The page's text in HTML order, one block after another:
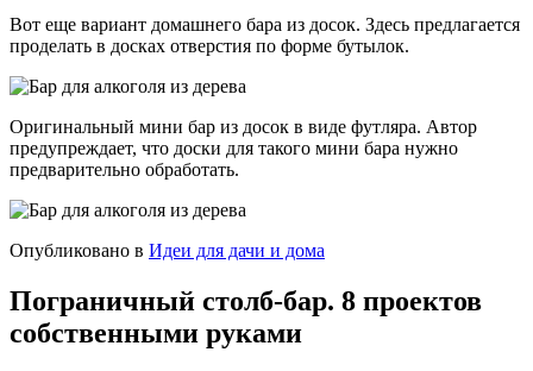
Вот еще вариант домашнего бара из досок. Здесь предлагается
проделать в досках отверстия по форме бутылок.
Оригинальный мини бар из досок в виде футляра. Автор
предупреждает, что доски для такого мини бара нужно
предварительно обработать.
Опубликовано в Идеи для дачи и дома
Пограничный столб-бар. 8 проектов
собственными руками